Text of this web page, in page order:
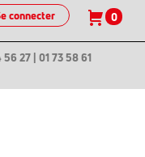
connecter 0
56 27 | 01 73 58 61